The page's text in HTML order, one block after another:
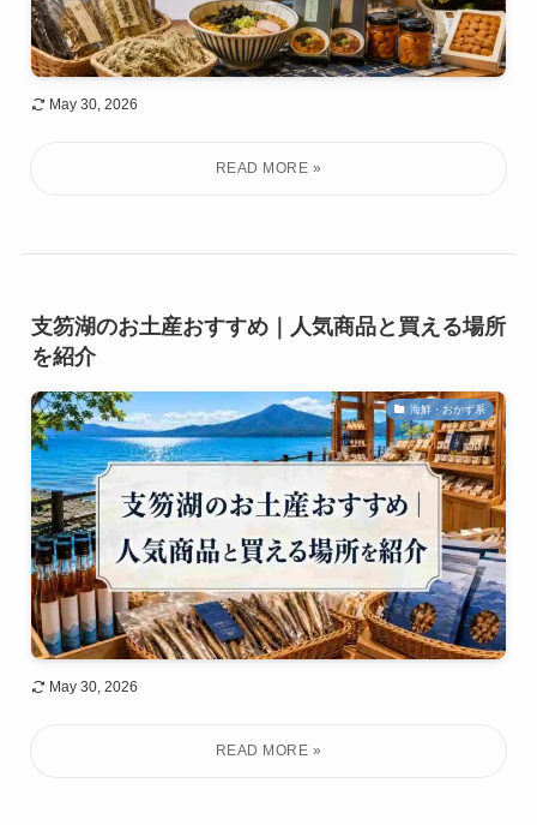
May 30, 2026
支笏湖のお土産おすすめ｜人気商品と買える場所
を紹介
海鮮・おかず系
May 30, 2026